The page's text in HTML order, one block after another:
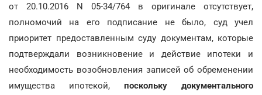
от 20.10.2016 N 05-34/764 в оригинале отсутствует,
полномочий на его подписание не было, суд учел
приоритет предоставленным суду документам, которые
подтверждали возникновение и действие ипотеки и
необходимость возобновления записей об обременении
имущества ипотекой, поскольку документального